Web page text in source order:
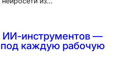
ИИ-инструментов —
под каждую рабочую